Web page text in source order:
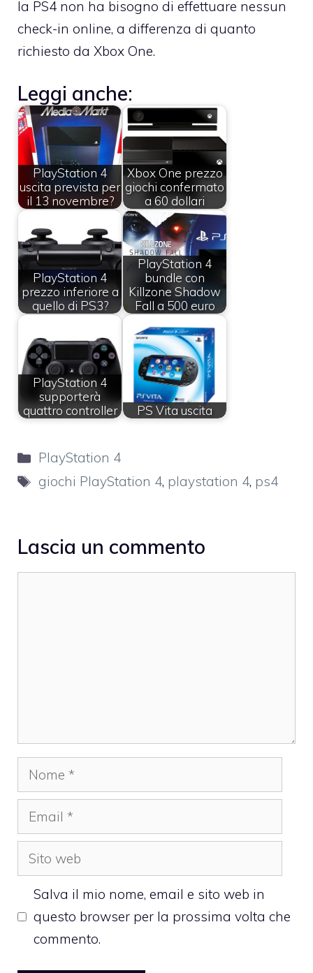
la PS4 non ha bisogno di effettuare nessun
check-in online, a differenza di quanto
richiesto da Xbox One.
Leggi anche:
PlayStation 4
uscita prevista per
il 13 novembre?
Xbox One prezzo
giochi confermato
a 60 dollari
PlayStation 4
prezzo inferiore a
quello di PS3?
PlayStation 4
bundle con
Killzone Shadow
Fall a 500 euro
PlayStation 4
supporterà
quattro controller
PS Vita uscita
Categorie
PlayStation 4
Tag
giochi PlayStation 4, playstation 4, ps4
Lascia un commento
Nome
Email
Sito
web
Salva il mio nome, email e sito web in
questo browser per la prossima volta che
commento.